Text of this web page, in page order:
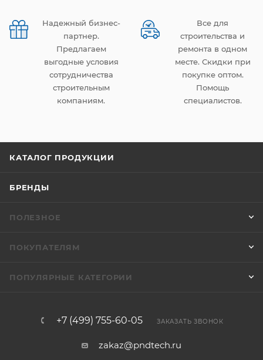
Надежный бизнес-
партнер.
Предлагаем
выгодные условия
сотрудничества
строительным
компаниям.
Все для
строительства и
ремонта в одном
месте. Скидки при
покупке оптом.
Помощь
специалистов.
КАТАЛОГ ПРОДУКЦИИ
БРЕНДЫ
ПОЛЕЗНОЕ
ПОКУПАТЕЛЯМ
ПОПУЛЯРНЫЕ КАТЕГОРИИ
+7 (499) 755-60-05 ЗАКАЗАТЬ ЗВОНОК
zakaz@pndtech.ru